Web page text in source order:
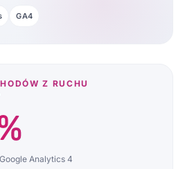
GA4
Z RUCHU
Analytics 4